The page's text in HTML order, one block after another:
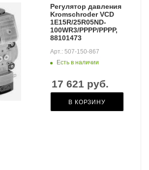
Регулятор давления
Kromschroder VCD
1E15R/25R05ND-
100WR3/PPPP/PPPP,
88101473
Есть в наличии
Арт.: 507-150-867
17 621 руб.
В КОРЗИНУ